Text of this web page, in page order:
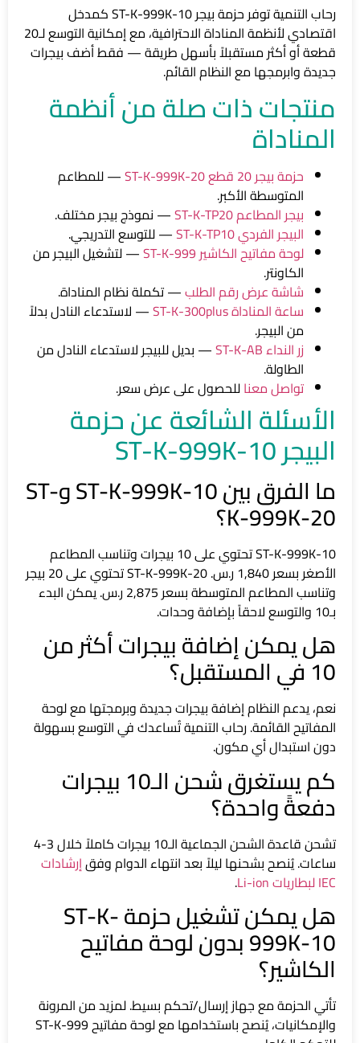
رحاب التنمية توفر حزمة بيجر ST-K-999K-10 كمدخل
اقتصادي لأنظمة المناداة الاحترافية، مع إمكانية التوسع لـ20
قطعة أو أكثر مستقبلاً بأسهل طريقة — فقط أضف بيجرات
جديدة وابرمجها مع النظام القائم.
منتجات ذات صلة من أنظمة
المناداة
حزمة بيجر 20 قطع ST-K-999K-20
— للمطاعم
المتوسطة الأكبر.
بيجر المطاعم ST-K-TP20
— نموذج بيجر مختلف.
البيجر الفردي ST-K-TP10
— للتوسع التدريجي.
لوحة مفاتيح الكاشير ST-K-999
— لتشغيل البيجر من
الكاونتر.
شاشة عرض رقم الطلب— تكملة نظام المناداة.
ساعة المناداة ST-K-300plus
— لاستدعاء النادل بدلاً
من البيجر.
زر النداء ST-K-AB
— بديل للبيجر لاستدعاء النادل من
الطاولة.
تواصل معناللحصول على عرض سعر.
الأسئلة الشائعة عن حزمة
البيجر ST-K-999K-10
ما الفرق بين ST-K-999K-10 وST-
K-999K-20؟
ST-K-999K-10 تحتوي على 10 بيجرات وتناسب المطاعم
الأصغر بسعر 1,840 ر.س. ST-K-999K-20 تحتوي على 20 بيجر
وتناسب المطاعم المتوسطة بسعر 2,875 ر.س. يمكن البدء
بـ10 والتوسع لاحقاً بإضافة وحدات.
هل يمكن إضافة بيجرات أكثر من
10 في المستقبل؟
نعم، يدعم النظام إضافة بيجرات جديدة وبرمجتها مع لوحة
المفاتيح القائمة. رحاب التنمية تُساعدك في التوسع بسهولة
دون استبدال أي مكون.
كم يستغرق شحن الـ10 بيجرات
دفعةً واحدة؟
تشحن قاعدة الشحن الجماعية الـ10 بيجرات كاملاً خلال 3-4
ساعات. يُنصح بشحنها ليلاً بعد انتهاء الدوام وفقإرشادات
IEC لبطاريات Li-ion
.
هل يمكن تشغيل حزمة ST-K-
999K-10 بدون لوحة مفاتيح
الكاشير؟
تأتي الحزمة مع جهاز إرسال/تحكم بسيط. لمزيد من المرونة
والإمكانيات، يُنصح باستخدامها مع لوحة مفاتيح ST-K-999